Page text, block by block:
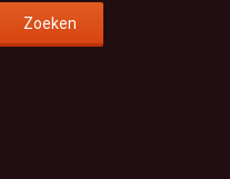
Zoeken